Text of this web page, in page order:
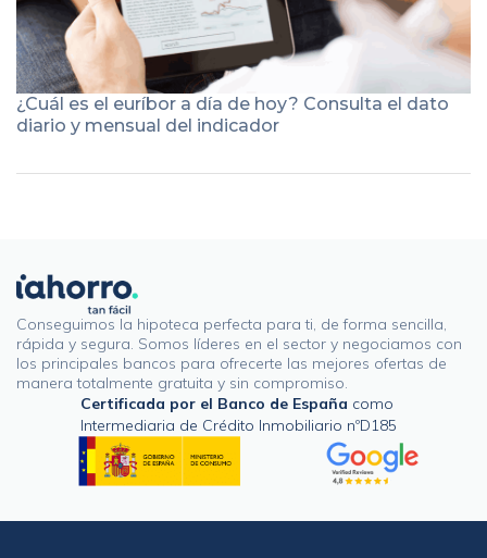
¿Cuál es el euríbor a día de hoy? Consulta el dato
diario y mensual del indicador
Conseguimos la hipoteca perfecta para ti, de forma sencilla,
rápida y segura. Somos líderes en el sector y negociamos con
los principales bancos para ofrecerte las mejores ofertas de
manera totalmente gratuita y sin compromiso.
Certificada por el Banco de España como
Intermediaria de Crédito Inmobiliario nºD185